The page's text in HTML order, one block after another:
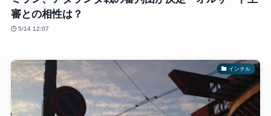
審との相性は？
5/14 12:07
インテル